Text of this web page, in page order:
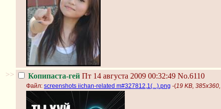
>> Копипаста-гей Пт 14 августа 2009 00:32:49 No.6110
Файл: screenshots iichan-related m#327812,1(...).png -(19 KB,